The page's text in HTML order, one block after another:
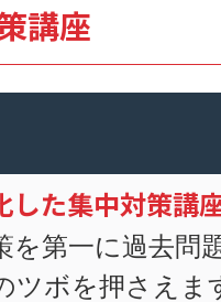
講座
した集中対策講
を第一に過去問
ツボを押さえま